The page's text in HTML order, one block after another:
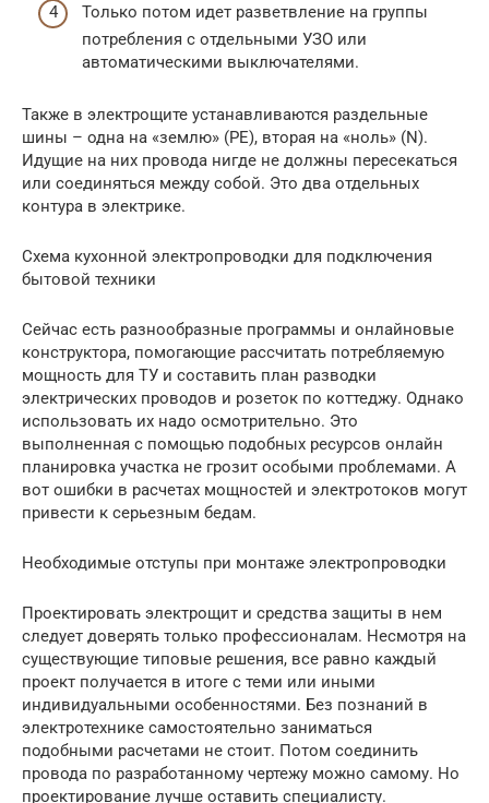
Только потом идет разветвление на группы
потребления с отдельными УЗО или
автоматическими выключателями.
Также в электрощите устанавливаются раздельные
шины – одна на «землю» (PE), вторая на «ноль» (N).
Идущие на них провода нигде не должны пересекаться
или соединяться между собой. Это два отдельных
контура в электрике.
Схема кухонной электропроводки для подключения
бытовой техники
Сейчас есть разнообразные программы и онлайновые
конструктора, помогающие рассчитать потребляемую
мощность для ТУ и составить план разводки
электрических проводов и розеток по коттеджу. Однако
использовать их надо осмотрительно. Это
выполненная с помощью подобных ресурсов онлайн
планировка участка не грозит особыми проблемами. А
вот ошибки в расчетах мощностей и электротоков могут
привести к серьезным бедам.
Необходимые отступы при монтаже электропроводки
Проектировать электрощит и средства защиты в нем
следует доверять только профессионалам. Несмотря на
существующие типовые решения, все равно каждый
проект получается в итоге с теми или иными
индивидуальными особенностями. Без познаний в
электротехнике самостоятельно заниматься
подобными расчетами не стоит. Потом соединить
провода по разработанному чертежу можно самому. Но
проектирование лучше оставить специалисту.